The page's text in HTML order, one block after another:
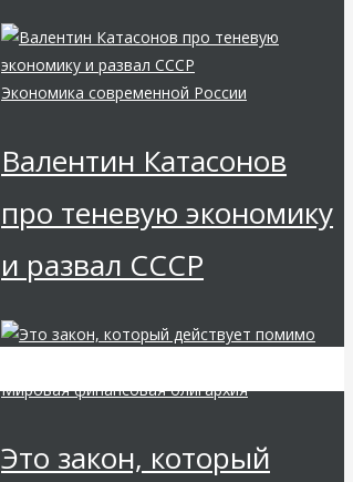
Экономика современной России
Валентин Катасонов
про теневую экономику
и развал СССР
Мировая финансовая олигархия
Это закон, который